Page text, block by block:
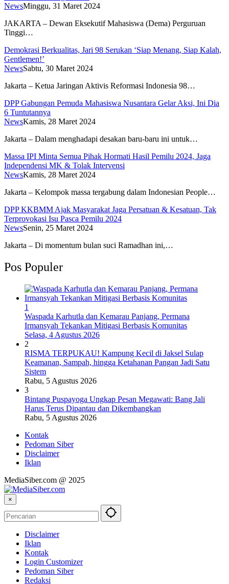
NewsMinggu, 31 Maret 2024
JAKARTA – Dewan Eksekutif Mahasiswa (Dema) Perguruan
Tinggi…
Demokrasi Berkualitas, Jari 98 Serukan ‘Siap Menang, Siap Kalah,
Gentlemen!’
NewsSabtu, 30 Maret 2024
Jakarta – Ketua Jaringan Aktivis Reformasi Indonesia 98…
DPP Gabungan Pemuda Mahasiswa Nusantara Gelar Aksi, Ini Dia
6 Tuntutannya
NewsKamis, 28 Maret 2024
Jakarta – Dalam menghadapi desakan baru-baru ini untuk…
Massa IPI Minta Semua Pihak Hormati Hasil Pemilu 2024, Jaga
Independensi MK & Tolak Intervensi
NewsKamis, 28 Maret 2024
Jakarta – Kelompok massa tergabung dalam Indonesian People…
DPP KKBMM Ajak Masyarakat Jaga Persatuan & Kesatuan, Tak
Terprovokasi Isu Pasca Pemilu 2024
NewsSenin, 25 Maret 2024
Jakarta – Di momentum bulan suci Ramadhan ini,…
Pos Populer
1
Waspada Karhutla dan Kemarau Panjang, Permana
Irmansyah Tekankan Mitigasi Berbasis Komunitas
Selasa, 4 Agustus 2026
2
RISMA TERPUKAU! Kampung Kecil di Jaksel Sulap
Keamanan, Sampah, hingga Ketahanan Pangan Jadi Satu
Sistem
Rabu, 5 Agustus 2026
3
Bintang Puspayoga Ungkap Pesan Megawati: Bang Jali
Harus Terus Dipantau dan Dikembangkan
Rabu, 5 Agustus 2026
Kontak
Pedoman Siber
Disclaimer
Iklan
MediaSiber.com @ 2025
×
Disclaimer
Iklan
Kontak
Login Customizer
Pedoman Siber
Redaksi